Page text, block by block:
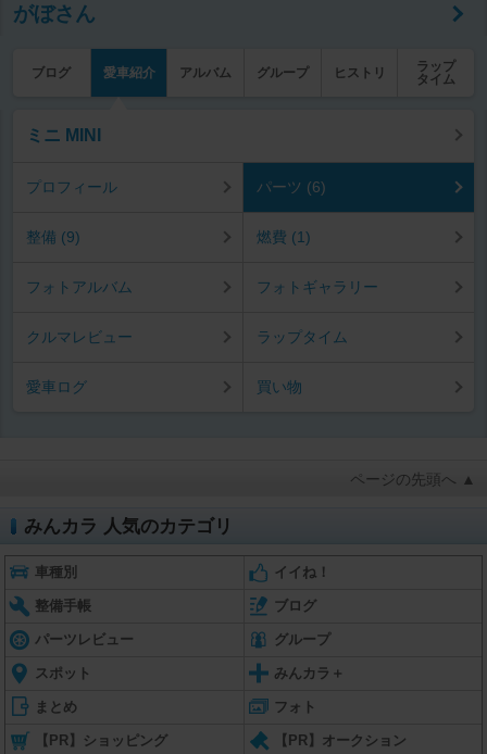
がぼさん
ブログ 愛車紹介 アルバム グループ ヒストリ
ラップ
タイム
ミニ MINI
プロフィール パーツ (6)
整備 (9) 燃費 (1)
フォトアルバム フォトギャラリー
クルマレビュー ラップタイム
愛車ログ 買い物
ページの先頭へ ▲
みんカラ 人気のカテゴリ
車種別 イイね！
整備手帳 ブログ
パーツレビュー グループ
スポット みんカラ＋
まとめ フォト
【PR】ショッピング 【PR】オークション